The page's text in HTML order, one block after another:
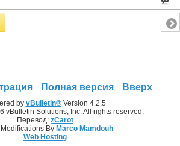
Полная версия Вверх
by vBulletin®Version 4.2.5
vBulletin Solutions, Inc. All rights reserved.
Перевод: zCarot
Modifications By Marco Mamdouh
Web Hosting